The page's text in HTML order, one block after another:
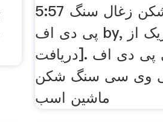
5:57 نوع سنگ شکن زغال سنگ
پی دی اف by, روی هریک از
پی دی اف .[دریافت
وی سی سنگ شکن
ماشین اسب